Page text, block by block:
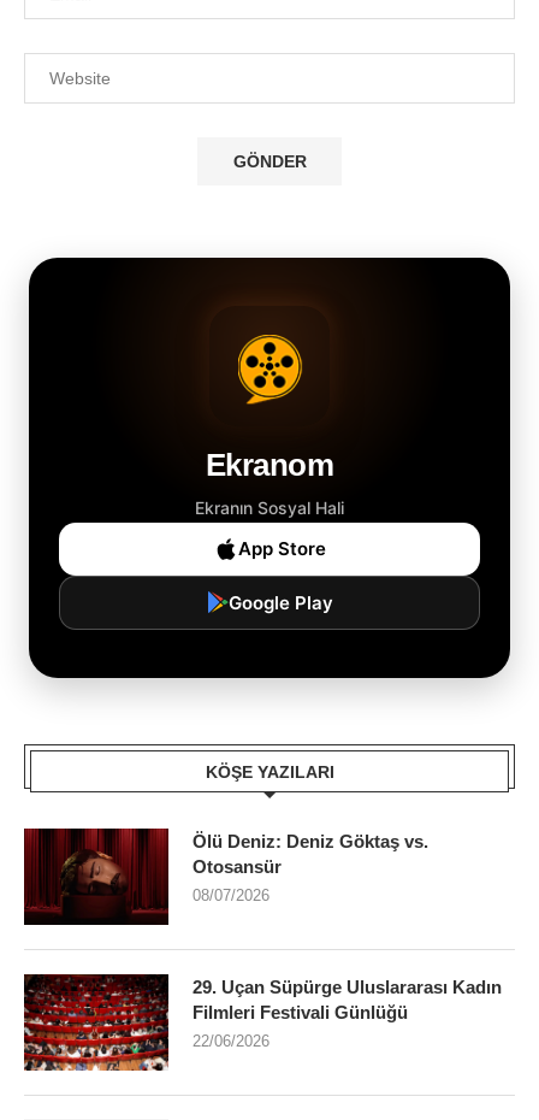
Ekranom
Ekranın Sosyal Hali
App Store
Google Play
KÖŞE YAZILARI
Ölü Deniz: Deniz Göktaş vs.
Otosansür
08/07/2026
29. Uçan Süpürge Uluslararası Kadın
Filmleri Festivali Günlüğü
22/06/2026